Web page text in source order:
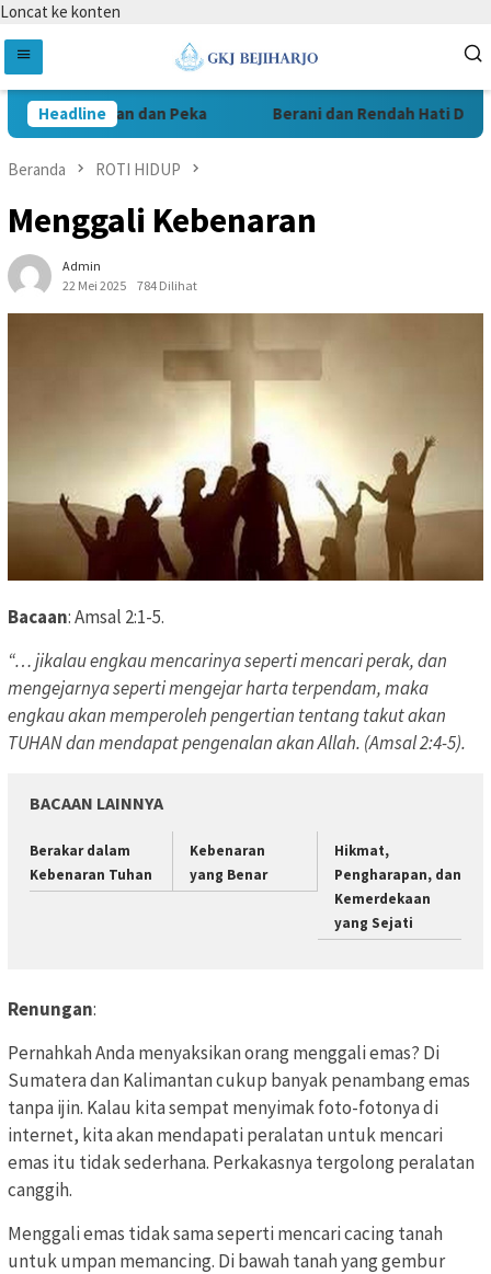
Loncat ke konten
HeadlineIman dan Peka Berani dan Rendah Hati Demi
Beranda ROTI HIDUP
Menggali Kebenaran
Admin
22 Mei 2025
784 Dilihat
Bacaan: Amsal 2:1-5.
“… jikalau engkau mencarinya seperti mencari perak, dan
mengejarnya seperti mengejar harta terpendam,maka
engkau akan memperoleh pengertian tentang takut akan
TUHAN dan mendapat pengenalan akan Allah. (Amsal 2:4-5).
BACAAN LAINNYA
Berakar dalam
Kebenaran Tuhan
Kebenaran
yang Benar
Hikmat,
Pengharapan, dan
Kemerdekaan
yang Sejati
Renungan:
Pernahkah Anda menyaksikan orang menggali emas? Di
Sumatera dan Kalimantan cukup banyak penambang emas
tanpa ijin. Kalau kita sempat menyimak foto-fotonya di
internet, kita akan mendapati peralatan untuk mencari
emas itu tidak sederhana. Perkakasnya tergolong peralatan
canggih.
Menggali emas tidak sama seperti mencari cacing tanah
untuk umpan memancing. Di bawah tanah yang gembur